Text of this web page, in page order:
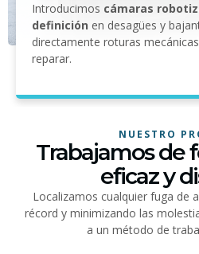
Introducimos cámaras
definición en desagües y
directamente roturas
reparar.
NUESTRO
Trabajamos de
eficaz y
Localizamos cualquier fuga de
récord y minimizando las
a un método de